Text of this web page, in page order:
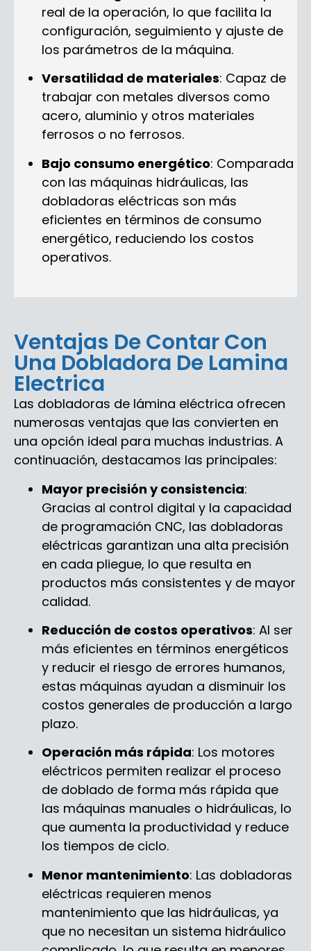
real de la operación, lo que facilita la
configuración, seguimiento y ajuste de
los parámetros de la máquina.
Versatilidad de materiales: Capaz de
trabajar con metales diversos como
acero, aluminio y otros materiales
ferrosos o no ferrosos.
Bajo consumo energético: Comparada
con las máquinas hidráulicas, las
dobladoras eléctricas son más
eficientes en términos de consumo
energético, reduciendo los costos
operativos.
Ventajas De Contar Con
Una Dobladora De Lamina
Electrica
Las dobladoras de lámina eléctrica ofrecen
numerosas ventajas que las convierten en
una opción ideal para muchas industrias. A
continuación, destacamos las principales:
Mayor precisión y consistencia:
Gracias al control digital y la capacidad
de programación CNC, las dobladoras
eléctricas garantizan una alta precisión
en cada pliegue, lo que resulta en
productos más consistentes y de mayor
calidad.
Reducción de costos operativos: Al ser
más eficientes en términos energéticos
y reducir el riesgo de errores humanos,
estas máquinas ayudan a disminuir los
costos generales de producción a largo
plazo.
Operación más rápida: Los motores
eléctricos permiten realizar el proceso
de doblado de forma más rápida que
las máquinas manuales o hidráulicas, lo
que aumenta la productividad y reduce
los tiempos de ciclo.
Menor mantenimiento: Las dobladoras
eléctricas requieren menos
mantenimiento que las hidráulicas, ya
que no necesitan un sistema hidráulico